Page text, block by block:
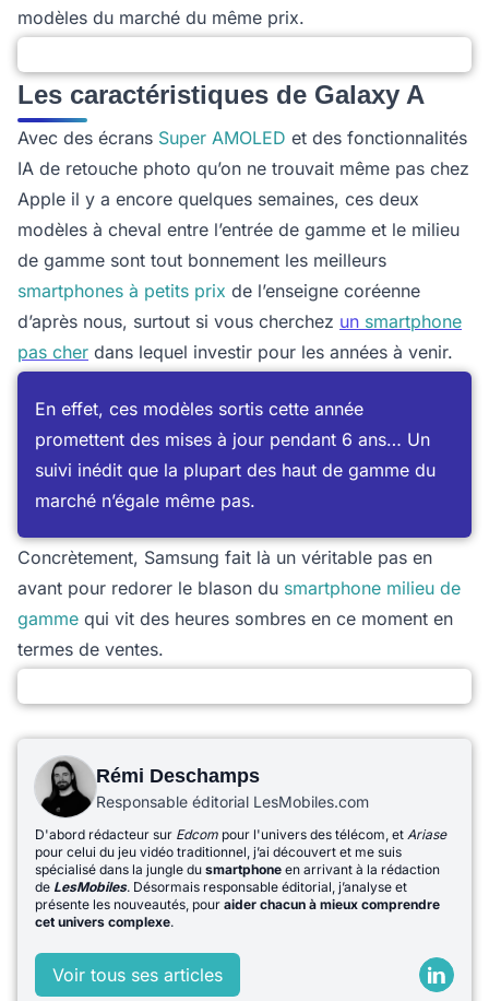
modèles du marché du même prix.
Les caractéristiques de Galaxy A
Avec des écrans Super AMOLED et des fonctionnalités
IA de retouche photo qu’on ne trouvait même pas chez
Apple il y a encore quelques semaines, ces deux
modèles à cheval entre l’entrée de gamme et le milieu
de gamme sont tout bonnement les meilleurs
smartphones à petits prix de l’enseigne coréenne
d’après nous, surtout si vous cherchez un smartphone
pas cher dans lequel investir pour les années à venir.
En effet, ces modèles sortis cette année
promettent des mises à jour pendant 6 ans… Un
suivi inédit que la plupart des haut de gamme du
marché n’égale même pas.
Concrètement, Samsung fait là un véritable pas en
avant pour redorer le blason du smartphone milieu de
gamme qui vit des heures sombres en ce moment en
termes de ventes.
Rémi Deschamps
Responsable éditorial LesMobiles.com
D'abord rédacteur sur Edcom pour l'univers des télécom, et Ariase
pour celui du jeu vidéo traditionnel, j’ai découvert et me suis
spécialisé dans la jungle du smartphone en arrivant à la rédaction
de LesMobiles. Désormais responsable éditorial, j’analyse et
présente les nouveautés, pour aider chacun à mieux comprendre
cet univers complexe.
Voir tous ses articles